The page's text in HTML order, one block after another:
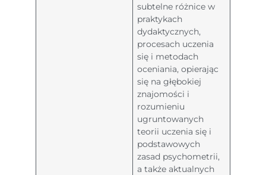
subtelne różnice w
praktykach
dydaktycznych,
procesach uczenia
się i metodach
oceniania, opierając
się na głębokiej
znajomości i
rozumieniu
ugruntowanych
teorii uczenia się i
podstawowych
zasad psychometrii,
a także aktualnych